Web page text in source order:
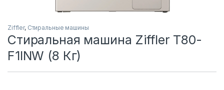
Ziffler, Стиральные машины
Стиральная машина Ziffler T80-
F1INW (8 Кг)